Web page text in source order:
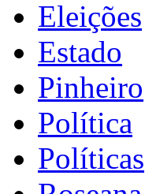
Eleições
Estado
Pinheiro
Política
Políticas